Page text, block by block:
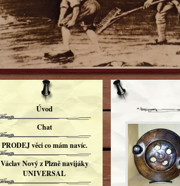
Úvod
Chat
PRODEJ věci co mám navíc.
Václav Nový z Plzně navijáky
UNIVERSAL